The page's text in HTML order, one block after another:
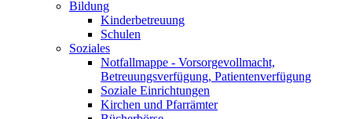
Bildung
Kinderbetreuung
Schulen
Soziales
Notfallmappe - Vorsorgevollmacht,
Betreuungsverfügung, Patientenverfügung
Soziale Einrichtungen
Kirchen und Pfarrämter